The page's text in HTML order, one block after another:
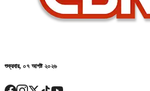
শুক্রবার, ০৭ আগষ্ট ২০২৬